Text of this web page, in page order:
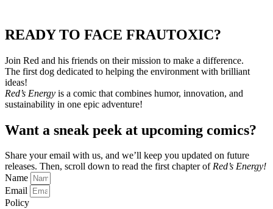
READY TO FACE FRAUTOXIC?
Join Red and his friends on their mission to make a difference.
The first dog dedicated to helping the environment with brilliant
ideas!
Red’s Energy is a comic that combines humor, innovation, and
sustainability in one epic adventure!
Want a sneak peek at upcoming comics?
Share your email with us, and we’ll keep you updated on future
releases. Then, scroll down to read the first chapter ofRed’s Energy!
Name
Email
Policy